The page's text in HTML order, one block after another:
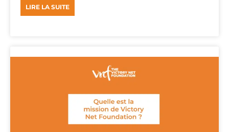
LIRE LA SUITE